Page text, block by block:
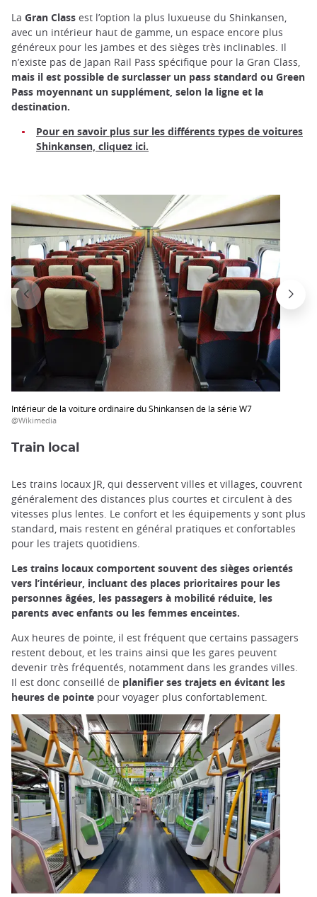
La Gran Class est l’option la plus luxueuse du Shinkansen,
avec un intérieur haut de gamme, un espace encore plus
généreux pour les jambes et des sièges très inclinables. Il
n’existe pas de Japan Rail Pass spécifique pour la Gran Class,
mais il est possible de surclasser un pass standard ou Green
Pass moyennant un supplément, selon la ligne et la
destination.
Pour en savoir plus sur les différents types de voitures
Shinkansen, cliquez ici.
Intérieur de la voiture ordinaire du Shinkansen de la série W7
@Wikimedia
Train local
Les trains locaux JR, qui desservent villes et villages, couvrent
généralement des distances plus courtes et circulent à des
vitesses plus lentes. Le confort et les équipements y sont plus
standard, mais restent en général pratiques et confortables
pour les trajets quotidiens.
Les trains locaux comportent souvent des sièges orientés
vers l’intérieur, incluant des places prioritaires pour les
personnes âgées, les passagers à mobilité réduite, les
parents avec enfants ou les femmes enceintes.
Aux heures de pointe, il est fréquent que certains passagers
restent debout, et les trains ainsi que les gares peuvent
devenir très fréquentés, notamment dans les grandes villes.
Il est donc conseillé de planifier ses trajets en évitant les
heures de pointe pour voyager plus confortablement.